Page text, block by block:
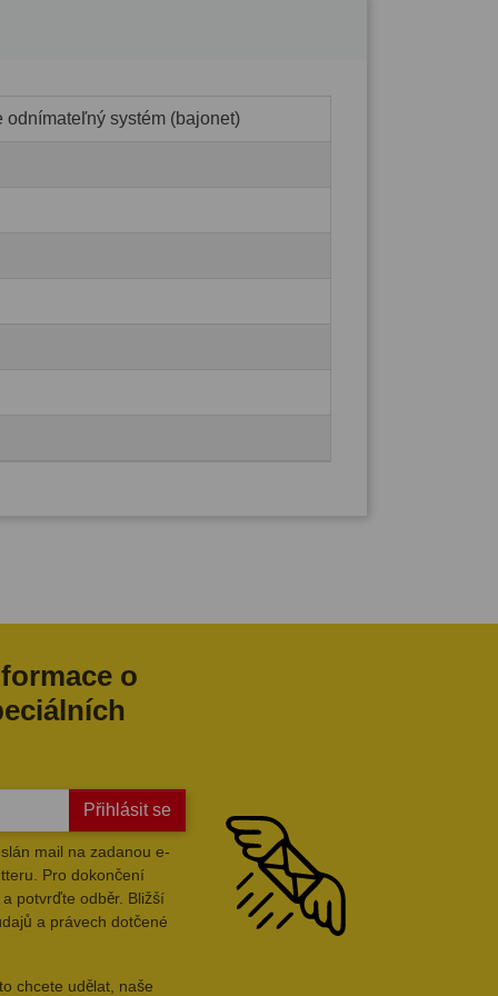
odnímateľný systém (bajonet)
o
Přihlásit se
mail na zadanou e-
Pro dokončení
potvrďte odběr. Bližší
a právech dotčené
chcete udělat, naše